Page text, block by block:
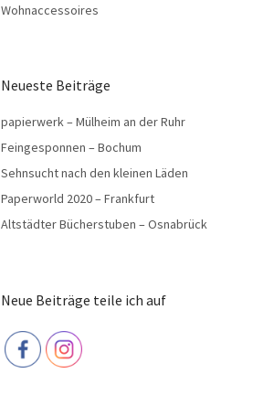
Wohnaccessoires
Neueste Beiträge
papierwerk – Mülheim an der Ruhr
Feingesponnen – Bochum
Sehnsucht nach den kleinen Läden
Paperworld 2020 – Frankfurt
Altstädter Bücherstuben – Osnabrück
Neue Beiträge teile ich auf